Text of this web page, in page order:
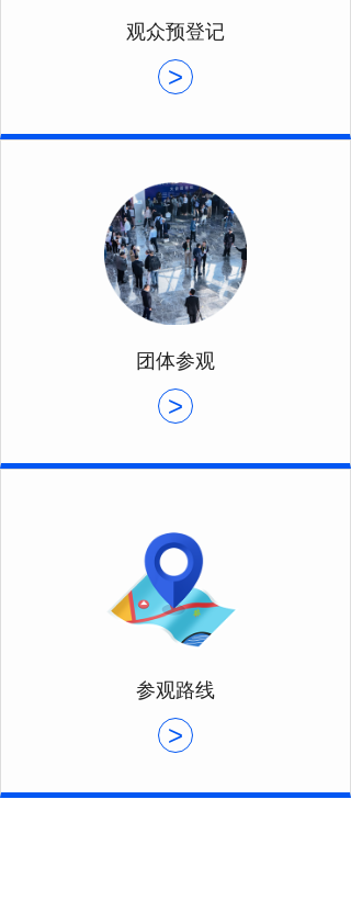
观众预登记
>
团体参观
>
>
参观路线